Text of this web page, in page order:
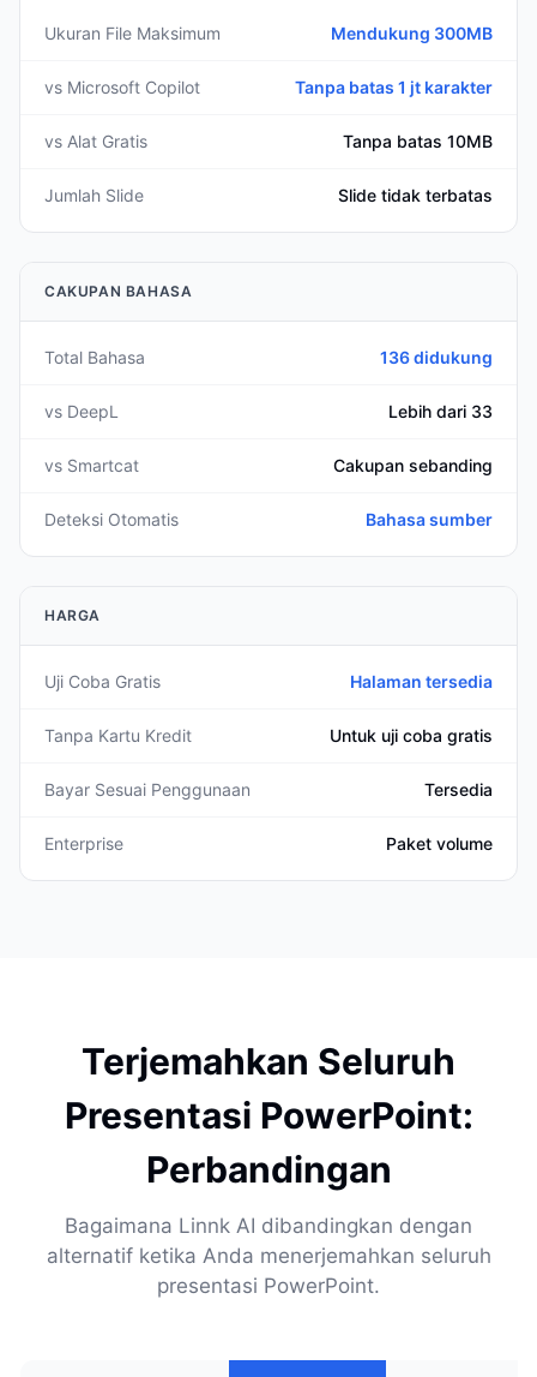
Ukuran File Maksimum Mendukung 300MB
vs Microsoft Copilot Tanpa batas 1 jt karakter
vs Alat Gratis Tanpa batas 10MB
Jumlah Slide Slide tidak terbatas
CAKUPAN BAHASA
Total Bahasa 136 didukung
vs DeepL Lebih dari 33
vs Smartcat Cakupan sebanding
Deteksi Otomatis Bahasa sumber
HARGA
Uji Coba Gratis Halaman tersedia
Tanpa Kartu Kredit Untuk uji coba gratis
Bayar Sesuai Penggunaan Tersedia
Enterprise Paket volume
Terjemahkan Seluruh
Presentasi PowerPoint:
Perbandingan
Bagaimana Linnk AI dibandingkan dengan
alternatif ketika Anda menerjemahkan seluruh
presentasi PowerPoint.